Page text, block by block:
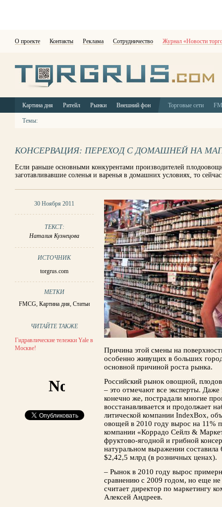
О проекте Контакты Реклама Сотрудничество Журнал «Новости
Картина дня Ритейл Рынки Внешний фон Торговые сети
Темы:
КОНСЕРВАЦИЯ: ПЕРЕХОД С ДОМАШНЕЙ НА
Если раньше основными конкурентами производителей
заготавливавшие соленья и варенья в домашних условиях, то
30 Ноября 2011
ТЕКСТ:
Наталия Кузнецова
ИСТОЧНИК
torgrus.com
МЕТКИ
FMCG,Картина дня,Статьи
ЧИТАЙТЕ ТАКЖЕ
Гидравлические тележки Yale в
Москве!
Причина этой смены на
особенно живущих в больших
основной причиной роста рынка.
Российский рынок овощной,
– это отмечают все эксперты.
конечно же, пострадали многие
восстанавливается и продол­жает
литической компании IndexBox,
овощей в 2010 году вырос на 11%
компании «Кор­радо Сейлз &
фруктово-ягодной и грибной
натуральном выражении
$2,4­2,5 млрд (в розничных ценах).
– Рынок в 2010 году вырос
срав­нению с 2009 годом, но еще не
считает директор по маркетингу
Алексей Андреев.